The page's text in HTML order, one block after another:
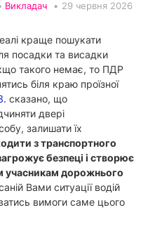
Викладач • 29 червня 2026
краще пошукати
посадки та висадки
такого немає, то ПДР
біля краю проїзної
сказано, що
двері
залишати їх
з транс­портного
безпеці і створює
учасникам дорожнього
Вами ситуації водій
вимоги саме цього